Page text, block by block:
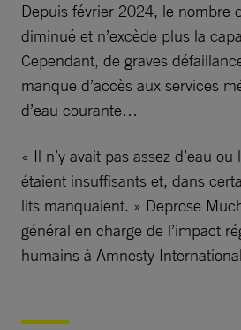
Depuis février 2024, le nombre
diminué et n’excède plus la
Cependant, de graves
manque d’accès aux services
d’eau courante…
« Il n’y avait pas assez d’eau
étaient insuffisants et, dans
lits manquaient. » Deprose
général en charge de l’impact
humains à Amnesty International